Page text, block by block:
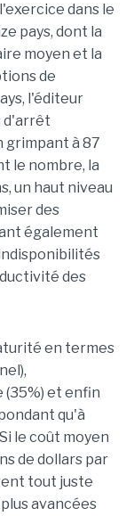
dans le
pays, dont la
moyen et la
de
l'éditeur
d'arrêt
grimpant à 87
le nombre, la
un haut niveau
des
également
des
en termes
(35%) et enfin
qu'à
le coût moyen
de dollars par
tout juste
avancées